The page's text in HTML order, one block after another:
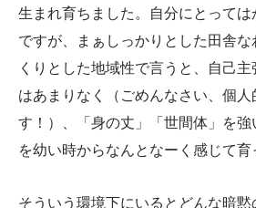
生まれ育ちました。自分にとって
ですが、まぁしっかりとした田舎
くりとした地域性で言うと、自己
はあまりなく（ごめんなさい、個
す！）、「身の丈」「世間体」を
を幼い時からなんとなーく感じて育
そういう環境下にいるとどんな暗黙